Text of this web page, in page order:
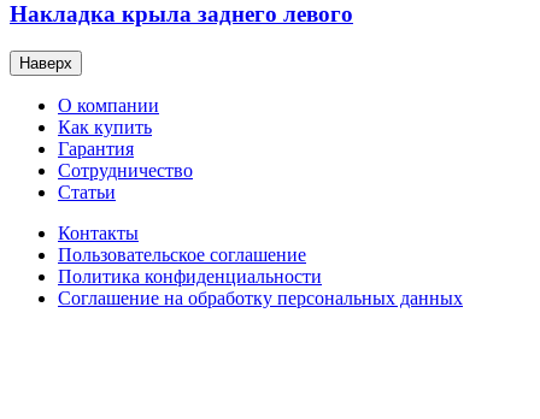
Накладка крыла заднего левого
Наверх
О компании
Как купить
Гарантия
Сотрудничество
Статьи
Контакты
Пользовательское соглашение
Политика конфиденциальности
Соглашение на обработку персональных данных